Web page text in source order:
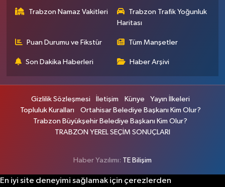
Trabzon Namaz Vakitleri
Trabzon Trafik Yoğunluk
Haritası
Puan Durumu ve Fikstür Tüm Manşetler
Son Dakika Haberleri Haber Arşivi
Gizlilik Sözleşmesi İletişim Künye
Yayın İlkeleri
Topluluk Kuralları
Ortahisar Belediye Başkanı Kim Olur?
Trabzon Büyükşehir Belediye Başkanı Kim Olur?
TRABZON YEREL SEÇİM SONUÇLARI
Haber Yazılımı: TE Bilişim
En iyi site deneyimi sağlamak için çerezlerden